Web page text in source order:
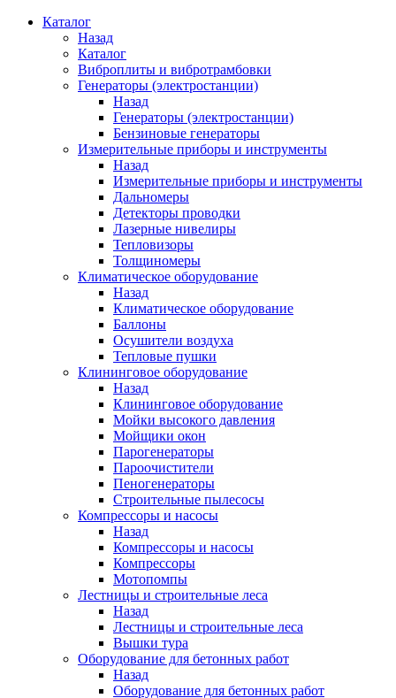
Каталог
Назад
Каталог
Виброплиты и вибротрамбовки
Генераторы (электростанции)
Назад
Генераторы (электростанции)
Бензиновые генераторы
Измерительные приборы и инструменты
Назад
Измерительные приборы и инструменты
Дальномеры
Детекторы проводки
Лазерные нивелиры
Тепловизоры
Толщиномеры
Климатическое оборудование
Назад
Климатическое оборудование
Баллоны
Осушители воздуха
Тепловые пушки
Клининговое оборудование
Назад
Клининговое оборудование
Мойки высокого давления
Мойщики окон
Парогенераторы
Пароочистители
Пеногенераторы
Строительные пылесосы
Компрессоры и насосы
Назад
Компрессоры и насосы
Компрессоры
Мотопомпы
Лестницы и строительные леса
Назад
Лестницы и строительные леса
Вышки тура
Оборудование для бетонных работ
Назад
Оборудование для бетонных работ